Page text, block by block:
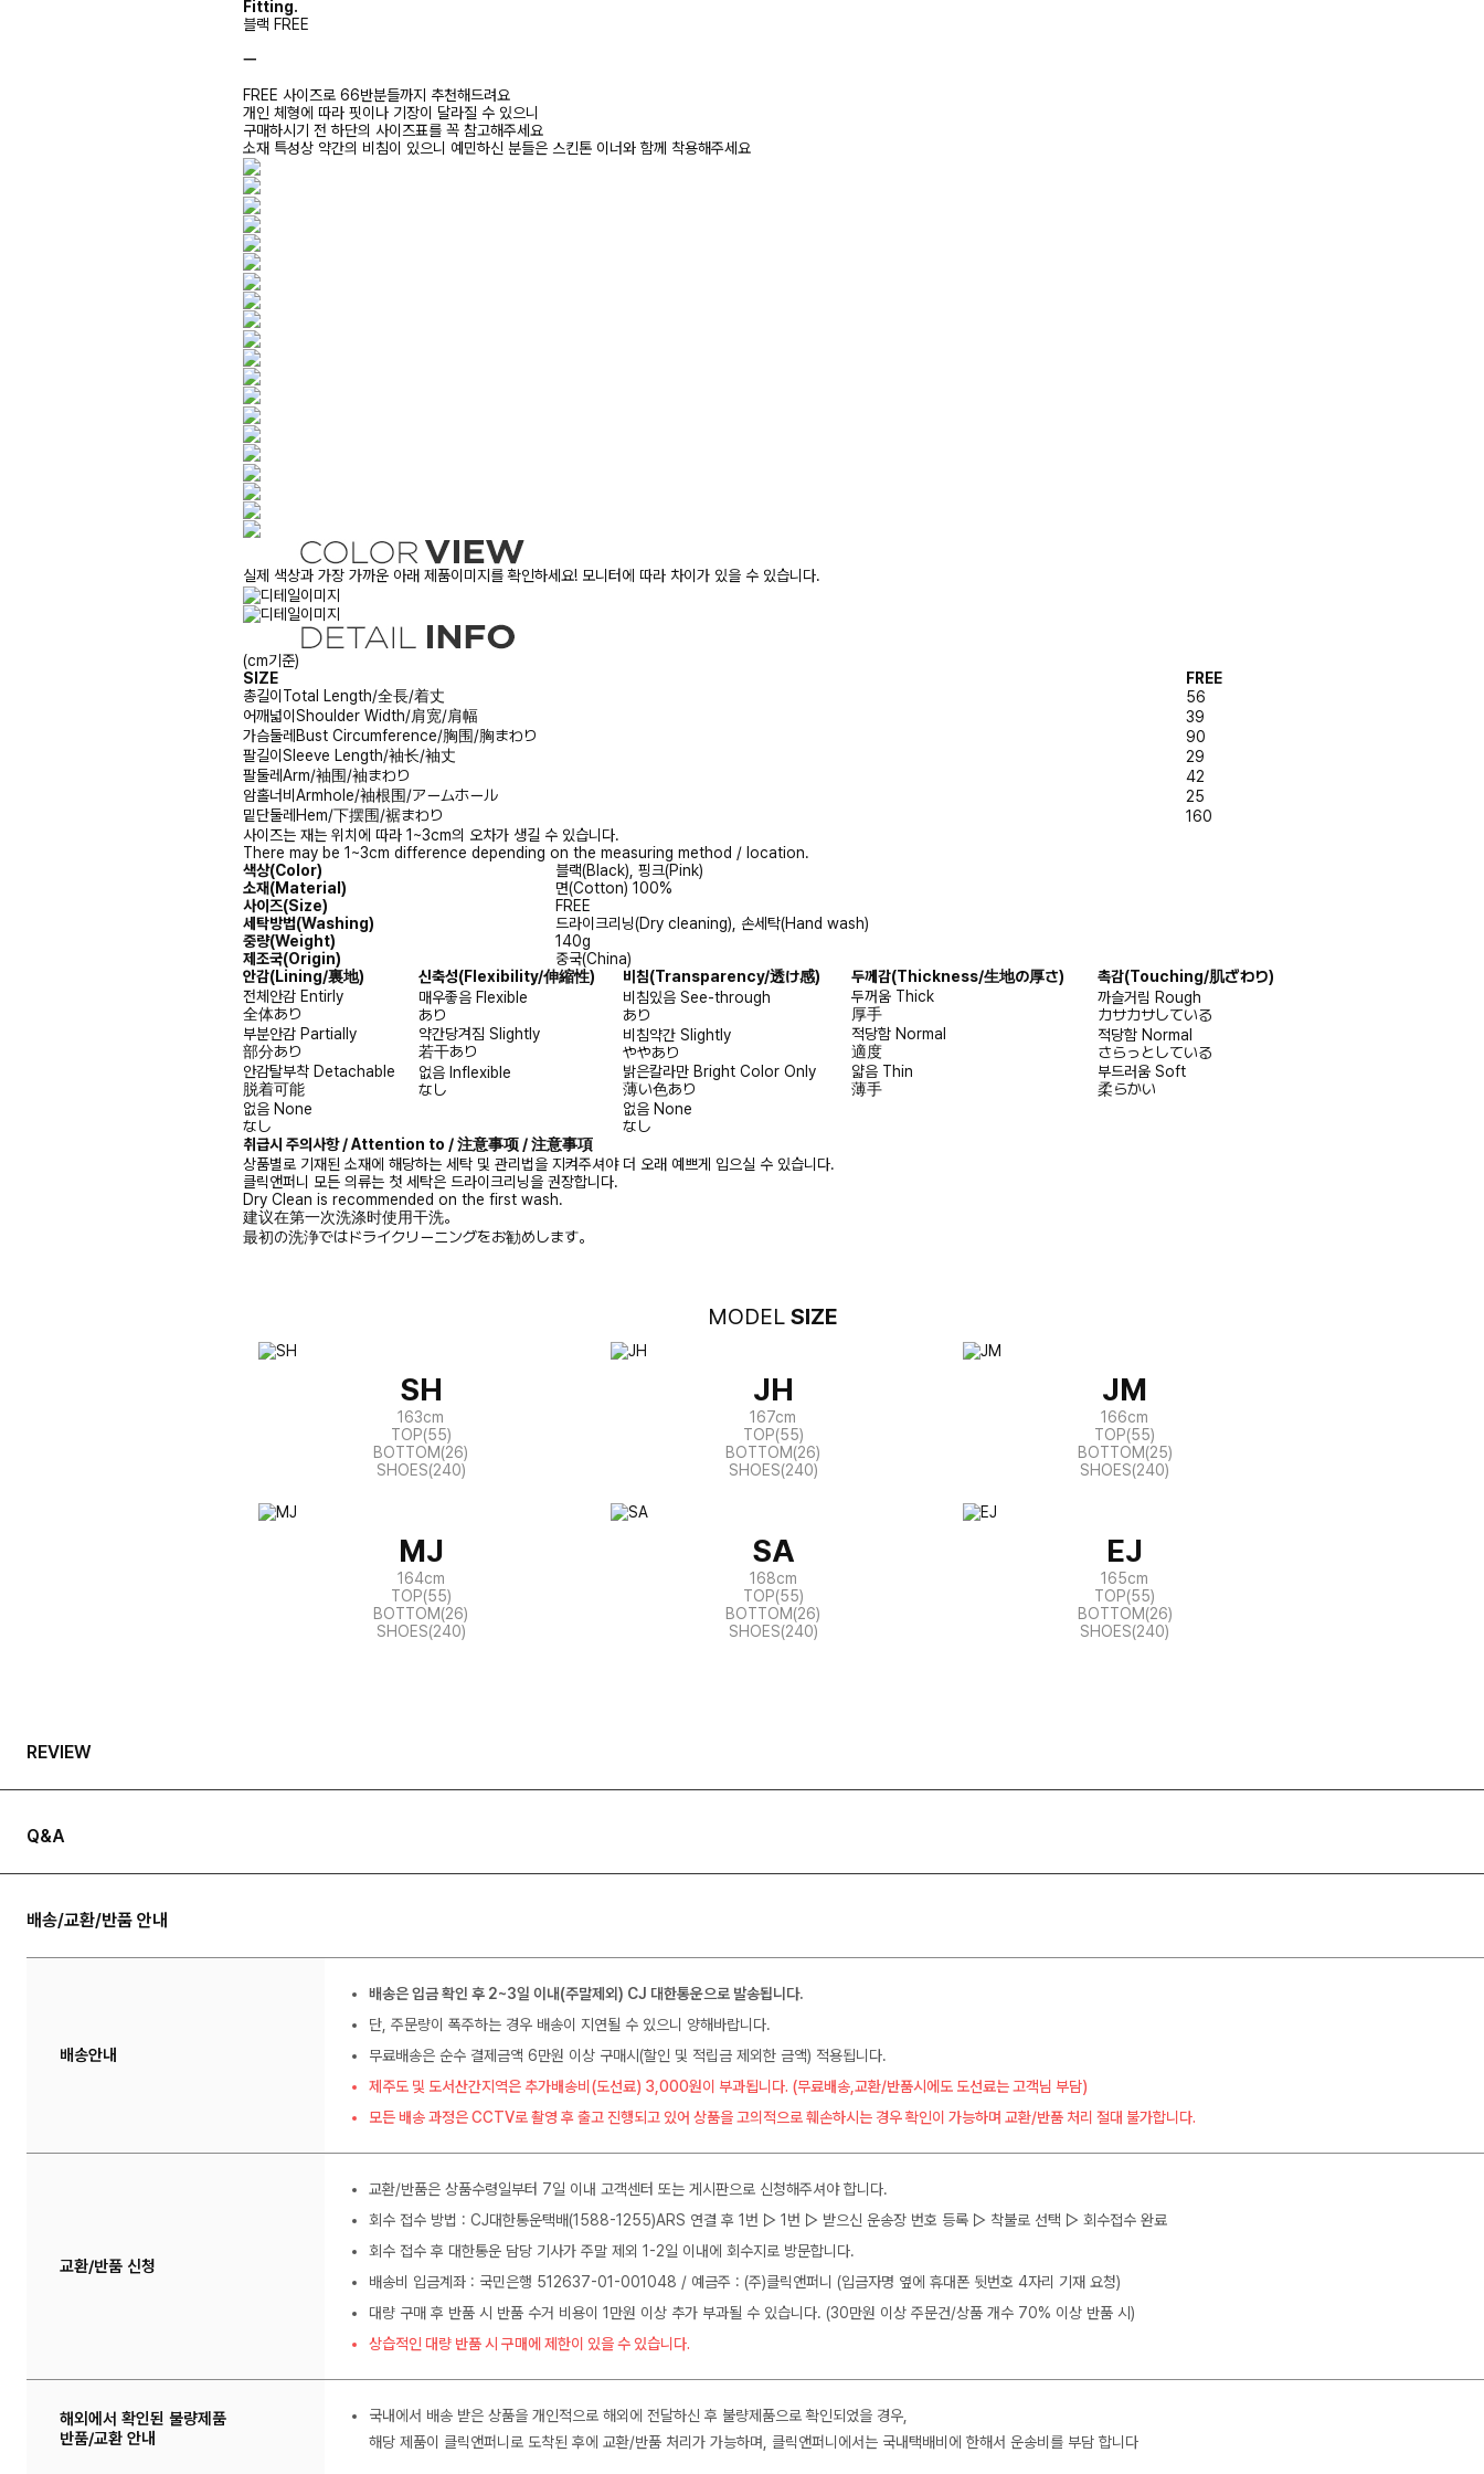
Fitting.
블랙 FREE
ㅡ
FREE 사이즈로 66반분들까지 추천해드려요
개인 체형에 따라 핏이나 기장이 달라질 수 있으니
구매하시기 전 하단의 사이즈표를 꼭 참고해주세요
소재 특성상 약간의 비침이 있으니 예민하신 분들은 스킨톤 이너와 함께 착용해주세요
실제 색상과 가장 가까운 아래 제품이미지를 확인하세요! 모니터에 따라 차이가 있을 수 있습니다.
(cm기준)
SIZE
FREE
총길이 Total Length/全長/着丈
56
어깨넓이 Shoulder Width/肩宽/肩幅
39
가슴둘레 Bust Circumference/胸围/胸まわり
90
팔길이 Sleeve Length/袖长/袖丈
29
팔둘레Arm/袖围/袖まわり
42
암홀너비 Armhole/袖根围/アームホール
25
밑단둘레 Hem/下摆围/裾まわり
160
사이즈는 재는 위치에 따라 1~3cm의 오차가 생길 수 있습니다.
There may be 1~3cm difference depending on the measuring method / location.
색상(Color)
블랙(Black), 핑크(Pink)
소재(Material)
면(Cotton) 100%
사이즈(Size)
FREE
세탁방법(Washing)
드라이크리닝(Dry cleaning), 손세탁(Hand wash)
중량(Weight)
140g
제조국(Origin)
중국(China)
안감(Lining/裏地) 신축성(Flexibility/伸縮性) 비침(Transparency/透け感) 두께감(Thickness/生地の厚さ) 촉감(Touching/肌ざわり)
전체안감 Entirly
全体あり
매우좋음 Flexible
あり
비침있음 See-through
あり
두꺼움 Thick
厚手
까슬거림 Rough
カサカサしている
부분안감 Partially
部分あり
약간당겨짐 Slightly
若干あり
비침약간 Slightly
ややあり
적당함 Normal
適度
적당함 Normal
さらっとしている
안감탈부착 Detachable
脱着可能
없음 Inflexible
なし
밝은칼라만 Bright Color Only
薄い色あり
얇음 Thin
薄手
부드러움 Soft
柔らかい
없음 None
なし
없음 None
なし
취급시 주의사항 / Attention to / 注意事项 / 注意事項
상품별로 기재된 소재에 해당하는 세탁 및 관리법을 지켜주셔야 더 오래 예쁘게 입으실 수 있습니다.
클릭앤퍼니 모든 의류는 첫 세탁은 드라이크리닝을 권장합니다.
Dry Clean is recommended on the first wash.
建议在第一次洗涤时使用干洗。
最初の洗浄ではドライクリーニングをお勧めします。
MODEL SIZE
SH
163cm
TOP(55)
BOTTOM(26)
SHOES(240)
JH
167cm
TOP(55)
BOTTOM(26)
SHOES(240)
JM
166cm
TOP(55)
BOTTOM(25)
SHOES(240)
MJ
164cm
TOP(55)
BOTTOM(26)
SHOES(240)
SA
168cm
TOP(55)
BOTTOM(26)
SHOES(240)
EJ
165cm
TOP(55)
BOTTOM(26)
SHOES(240)
REVIEW
Q&A
배송/교환/반품 안내
배송안내
배송은 입금 확인 후 2~3일 이내(주말제외) CJ 대한통운으로 발송됩니다.
단, 주문량이 폭주하는 경우 배송이 지연될 수 있으니 양해바랍니다.
무료배송은 순수 결제금액 6만원 이상 구매시(할인 및 적립금 제외한 금액) 적용됩니다.
제주도 및 도서산간지역은 추가배송비(도선료) 3,000원이 부과됩니다. (무료배송,교환/반품시에도 도선료는 고객님 부담)
모든 배송 과정은 CCTV로 촬영 후 출고 진행되고 있어 상품을 고의적으로 훼손하시는 경우 확인이 가능하며 교환/반품 처리 절대 불가합니다.
교환/반품 신청
교환/반품은 상품수령일부터 7일 이내 고객센터 또는 게시판으로 신청해주셔야 합니다.
회수 접수 방법 : CJ대한통운택배(1588-1255)ARS 연결 후 1번 ▷ 1번 ▷ 받으신 운송장 번호 등록 ▷ 착불로 선택 ▷ 회수접수 완료
회수 접수 후 대한통운 담당 기사가 주말 제외 1-2일 이내에 회수지로 방문합니다.
배송비 입금계좌 : 국민은행 512637-01-001048 / 예금주 : (주)클릭앤퍼니 (입금자명 옆에 휴대폰 뒷번호 4자리 기재 요청)
대량 구매 후 반품 시 반품 수거 비용이 1만원 이상 추가 부과될 수 있습니다. (30만원 이상 주문건/상품 개수 70% 이상 반품 시)
상습적인 대량 반품 시 구매에 제한이 있을 수 있습니다.
해외에서 확인된 불량제품
반품/교환 안내
국내에서 배송 받은 상품을 개인적으로 해외에 전달하신 후 불량제품으로 확인되었을 경우,
해당 제품이 클릭앤퍼니로 도착된 후에 교환/반품 처리가 가능하며, 클릭앤퍼니에서는 국내택배비에 한해서 운송비를 부담 합니다